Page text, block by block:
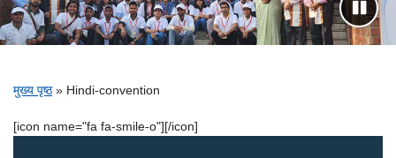
पग चिन्ह
मुख्य पृष्ठ Hindi-convention
[icon name="fa fa-smile-o"][/icon]